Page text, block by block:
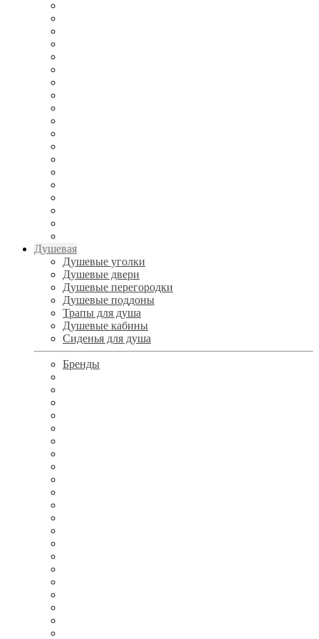
Душевая
Душевые уголки
Душевые двери
Душевые перегородки
Душевые поддоны
Трапы для душа
Душевые кабины
Сиденья для душа
Бренды